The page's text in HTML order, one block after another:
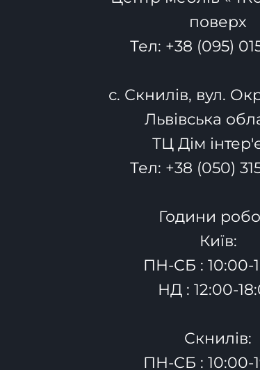
поверх
Тел: +38 (095)
с. Скнилів, вул.
Львівська
ТЦ Дім
Тел: +38 (050)
Години
Київ:
ПН-СБ : 10:00-
НД : 12:00-
Скнилів:
ПН-СБ : 10:00-